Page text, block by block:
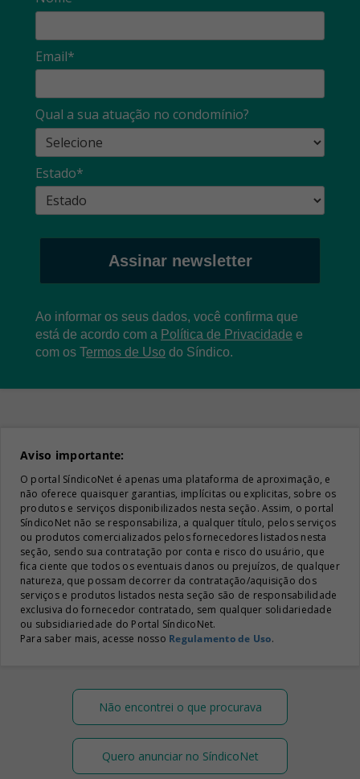
Email*
Qual a sua atuação no condomínio?
Estado*
Assinar newsletter
Ao informar os seus dados, você confirma que
está de acordo com a Política de Privacidade e
com os Termos de Uso do Síndico.
Aviso importante:
O portal SíndicoNet é apenas uma plataforma de aproximação, e
não oferece quaisquer garantias, implícitas ou explicitas, sobre os
produtos e serviços disponibilizados nesta seção. Assim, o portal
SíndicoNet não se responsabiliza, a qualquer título, pelos serviços
ou produtos comercializados pelos fornecedores listados nesta
seção, sendo sua contratação por conta e risco do usuário, que
fica ciente que todos os eventuais danos ou prejuízos, de qualquer
natureza, que possam decorrer da contratação/aquisição dos
serviços e produtos listados nesta seção são de responsabilidade
exclusiva do fornecedor contratado, sem qualquer solidariedade
ou subsidiariedade do Portal SíndicoNet.
Para saber mais, acesse nosso Regulamento de Uso.
Não encontrei o que procurava
Quero anunciar no SíndicoNet